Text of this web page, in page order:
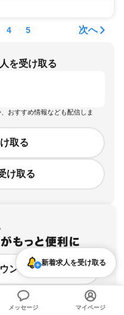
4 5 次へ
を受け取る
おすすめ情報なども配信しま
取る
け取る
ンロード
新着求人を受け取る
メッセージ マイページ